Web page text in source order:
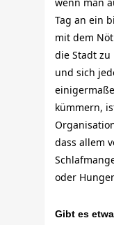
Tag an ein
mit dem
die Stadt zu
und sich
kümmern,
dass allem
oder
Gibt es